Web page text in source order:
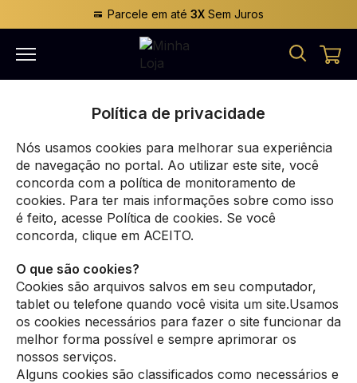
Parcele em até 3XSem Juros
Política de privacidade
Nós usamos cookies para melhorar sua experiência
de navegação no portal. Ao utilizar este site, você
concorda com a política de monitoramento de
cookies. Para ter mais informações sobre como isso
é feito, acesse Política de cookies. Se você
concorda, clique em ACEITO.
O que são cookies?
Cookies são arquivos salvos em seu computador,
tablet ou telefone quando você visita um site.Usamos
os cookies necessários para fazer o site funcionar da
melhor forma possível e sempre aprimorar os
nossos serviços.
Alguns cookies são classificados como necessários e